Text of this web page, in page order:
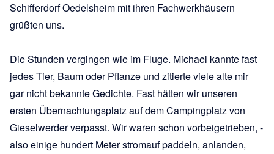
Schifferdorf Oedelsheim mit ihren Fachwerkhäusern
grüßten uns.
Die Stunden vergingen wie im Fluge. Michael kannte fast
jedes Tier, Baum oder Pflanze und zitierte viele alte mir
gar nicht bekannte Gedichte. Fast hätten wir unseren
ersten Übernachtungsplatz auf dem Campingplatz von
Gieselwerder verpasst. Wir waren schon vorbeigetrieben, -
also einige hundert Meter stromauf paddeln, anlanden,